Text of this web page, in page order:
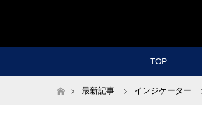
TOP
ホーム最新記事 インジケーター